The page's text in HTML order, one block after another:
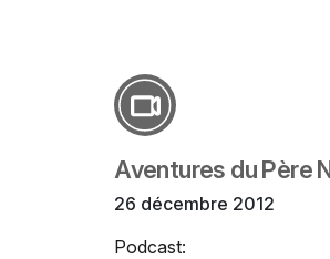
Aventures du Père
26 décembre 2012
Podcast: